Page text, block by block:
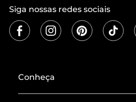
Siga nossas redes sociais
Conheça